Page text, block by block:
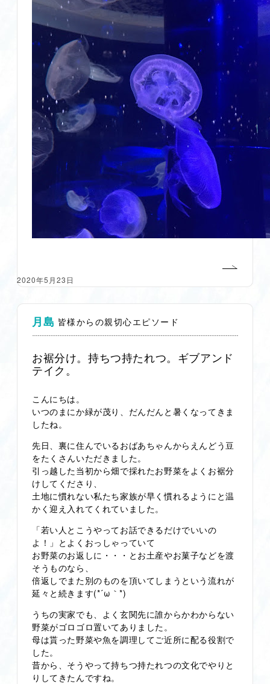
2020年5月23日
月島 皆様からの親切心エピソード
お裾分け。持ちつ持たれつ。ギブアンド
テイク。
こんにちは。
いつのまにか緑が茂り、だんだんと暑くなってきま
したね。
先日、裏に住んでいるおばあちゃんからえんどう豆
をたくさんいただきました。
引っ越した当初から畑で採れたお野菜をよくお裾分
けしてくださり、
土地に慣れない私たち家族が早く慣れるようにと温
かく迎え入れてくれていました。
「若い人とこうやってお話できるだけでいいの
よ！」とよくおっしゃっていて
お野菜のお返しに・・・とお土産やお菓子などを渡
そうものなら、
倍返しでまた別のものを頂いてしまうという流れが
延々と続きます(*´ω｀*)
うちの実家でも、よく玄関先に誰からかわからない
野菜がゴロゴロ置いてありました。
母は貰った野菜や魚を調理してご近所に配る役割で
した。
昔から、そうやって持ちつ持たれつの文化でやりと
りしてきたんですね。